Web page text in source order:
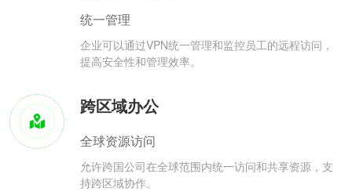
统一管理
企业可以通过VPN统一管理和监控员工的远程访问，
提高安全性和管理效率。
跨区域办公
全球资源访问
允许跨国公司在全球范围内统一访问和共享资源，支
持跨区域协作。